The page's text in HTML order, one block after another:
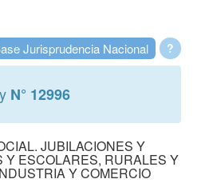
?
Jurisprudencia Nacional
N° 12996
JUBILACIONES Y
Y ESCOLARES, RURALES Y
Y COMERCIO